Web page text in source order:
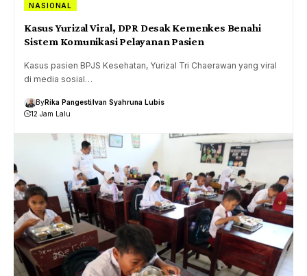
NASIONAL
Kasus Yurizal Viral, DPR Desak Kemenkes Benahi
Sistem Komunikasi Pelayanan Pasien
Kasus pasien BPJS Kesehatan, Yurizal Tri Chaerawan yang viral
di media sosial…
ByRika PangestiIvan Syahruna Lubis
12 Jam Lalu